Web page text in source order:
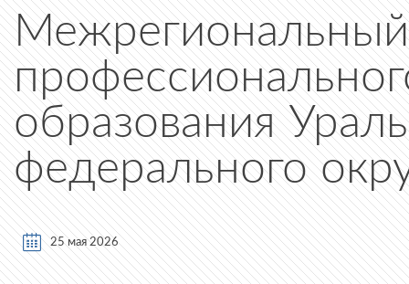
Межрегиональный
образования
федерального
25 мая 2026